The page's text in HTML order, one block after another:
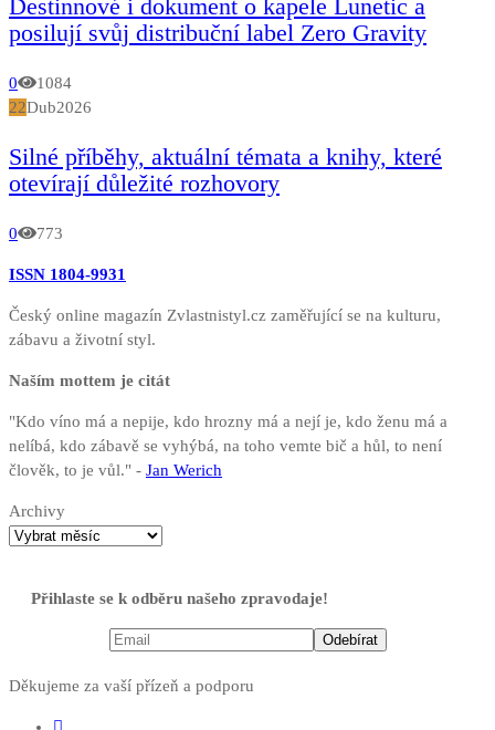
Destinnové i dokument o kapele Lunetic a
posilují svůj distribuční label Zero Gravity
0
1084
22Dub2026
Silné příběhy, aktuální témata a knihy, které
otevírají důležité rozhovory
0 773
ISSN 1804-9931
Český online magazín Zvlastnistyl.cz zaměřující se na kulturu,
zábavu a životní styl.
Naším mottem je citát
"Kdo víno má a nepije, kdo hrozny má a nejí je, kdo ženu má a
nelíbá, kdo zábavě se vyhýbá, na toho vemte bič a hůl, to není
člověk, to je vůl." - Jan Werich
Archivy
Přihlaste se k odběru našeho zpravodaje!
Děkujeme za vaší přízeň a podporu